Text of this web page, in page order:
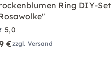
Ring DIY-Set
5,0
€zzgl. Versand